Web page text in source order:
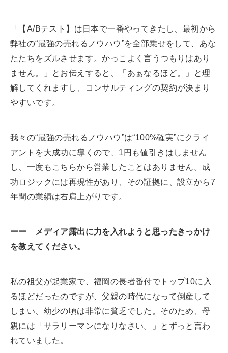
「【A/Bテスト】は日本で一番やってきたし、最初から
弊社の“最強の売れるノウハウ”を全部乗せをして、あな
たたちをズルさせます。かっこよく言うつもりはあり
ません。」とお伝えすると、「あぁなるほど。」と理
解してくれますし、コンサルティングの契約が決まり
やすいです。
我々の“最強の売れるノウハウ”は“100%確実”にクライ
アントを大成功に導くので、1円も値引きはしません
し、一度もこちらから営業したことはありません。成
功ロジックには再現性があり、その証拠に、設立から7
年間の業績は右肩上がりです。
ーー メディア露出に力を入れようと思ったきっかけ
を教えてください。
私の祖父が起業家で、福岡の長者番付でトップ10に入
るほどだったのですが、父親の時代になって倒産して
しまい、幼少の頃は非常に貧乏でした。そのため、母
親には「サラリーマンになりなさい。」とずっと言わ
れていました。